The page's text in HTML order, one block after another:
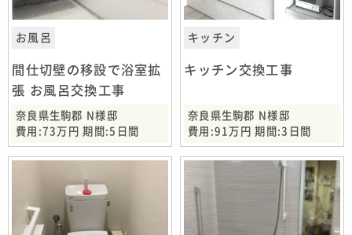
お風呂
間仕切壁の移設で浴室拡
張 お風呂交換工事
奈良県生駒郡 N様邸
費用:73万円 期間:5日間
キッチン
キッチン交換工事
奈良県生駒郡 N様邸
費用:91万円 期間:3日間